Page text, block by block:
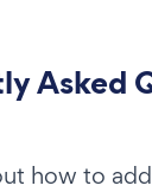
Asked
how to